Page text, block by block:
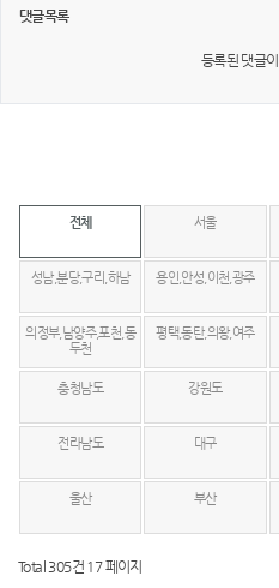
댓글목록
등록된 댓글
전체 서울
성남,분당,구리,하남 용인,안성,이천,광주
의정부,남양주,포천,동
두천
평택,동탄,의왕,여주
충청남도 강원도
전라남도 대구
울산 부산
Total 305건 17 페이지